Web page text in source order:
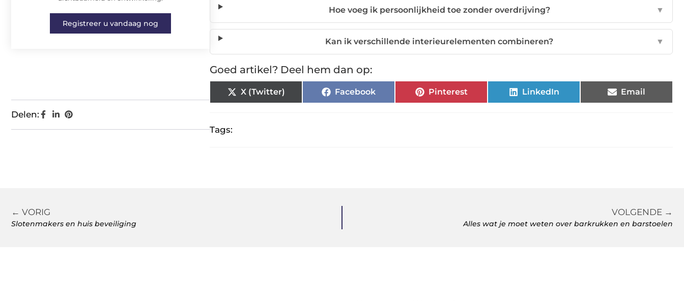
Registreer u vandaag nog
Delen:
Hoe voeg ik persoonlijkheid toe zonder overdrijving? ▼
Kan ik verschillende interieurelementen combineren? ▼
Goed artikel? Deel hem dan op:
X (Twitter) Facebook Pinterest LinkedIn Email
Tags:
← VORIG
Slotenmakers en huis beveiliging
VOLGENDE →
Alles wat je moet weten over barkrukken en barstoelen